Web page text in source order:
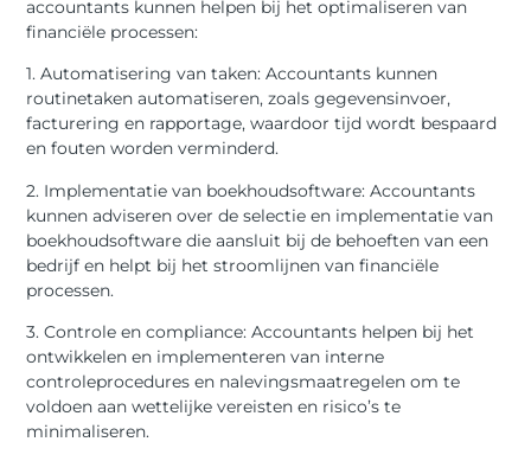
accountants kunnen helpen bij het optimaliseren van
financiële processen:
1. Automatisering van taken: Accountants kunnen
routinetaken automatiseren, zoals gegevensinvoer,
facturering en rapportage, waardoor tijd wordt bespaard
en fouten worden verminderd.
2. Implementatie van boekhoudsoftware: Accountants
kunnen adviseren over de selectie en implementatie van
boekhoudsoftware die aansluit bij de behoeften van een
bedrijf en helpt bij het stroomlijnen van financiële
processen.
3. Controle en compliance: Accountants helpen bij het
ontwikkelen en implementeren van interne
controleprocedures en nalevingsmaatregelen om te
voldoen aan wettelijke vereisten en risico’s te
minimaliseren.